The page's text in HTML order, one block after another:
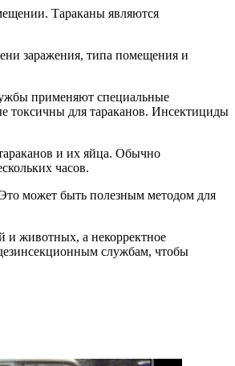
Тараканы являются
заражения, типа помещения и
применяют специальные
токсичны для тараканов. Инсектициды
и их яйца. Обычно
часов.
может быть полезным методом для
и животных, а некорректное
службам, чтобы